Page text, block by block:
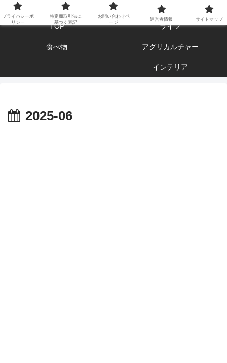
エンジョイ ブログライフ
TOP ライフ
食べ物 アグリカルチャー
インテリア
2025-06
プライバシーポ
リシー
特定商取引法に
基づく表記
お問い合わせペ
ージ
運営者情報 サイトマップ